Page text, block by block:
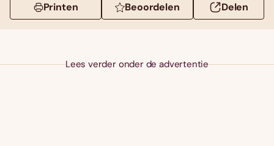
Printen Beoordelen Delen
Lees verder onder de advertentie